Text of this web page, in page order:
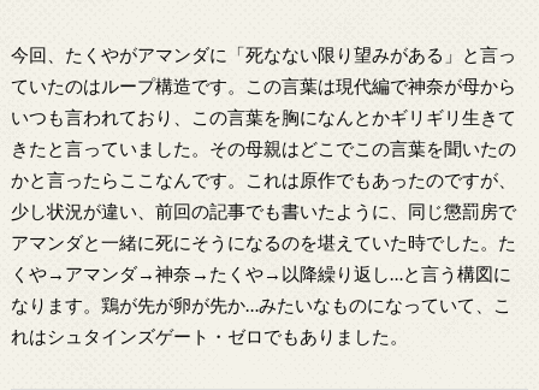
今回、たくやがアマンダに「死なない限り望みがある」と言っ
ていたのはループ構造です。この言葉は現代編で神奈が母から
いつも言われており、この言葉を胸になんとかギリギリ生きて
きたと言っていました。その母親はどこでこの言葉を聞いたの
かと言ったらここなんです。これは原作でもあったのですが、
少し状況が違い、前回の記事でも書いたように、同じ懲罰房で
アマンダと一緒に死にそうになるのを堪えていた時でした。た
くや→アマンダ→神奈→たくや→以降繰り返し…と言う構図に
なります。鶏が先が卵が先か…みたいなものになっていて、こ
れはシュタインズゲート・ゼロでもありました。